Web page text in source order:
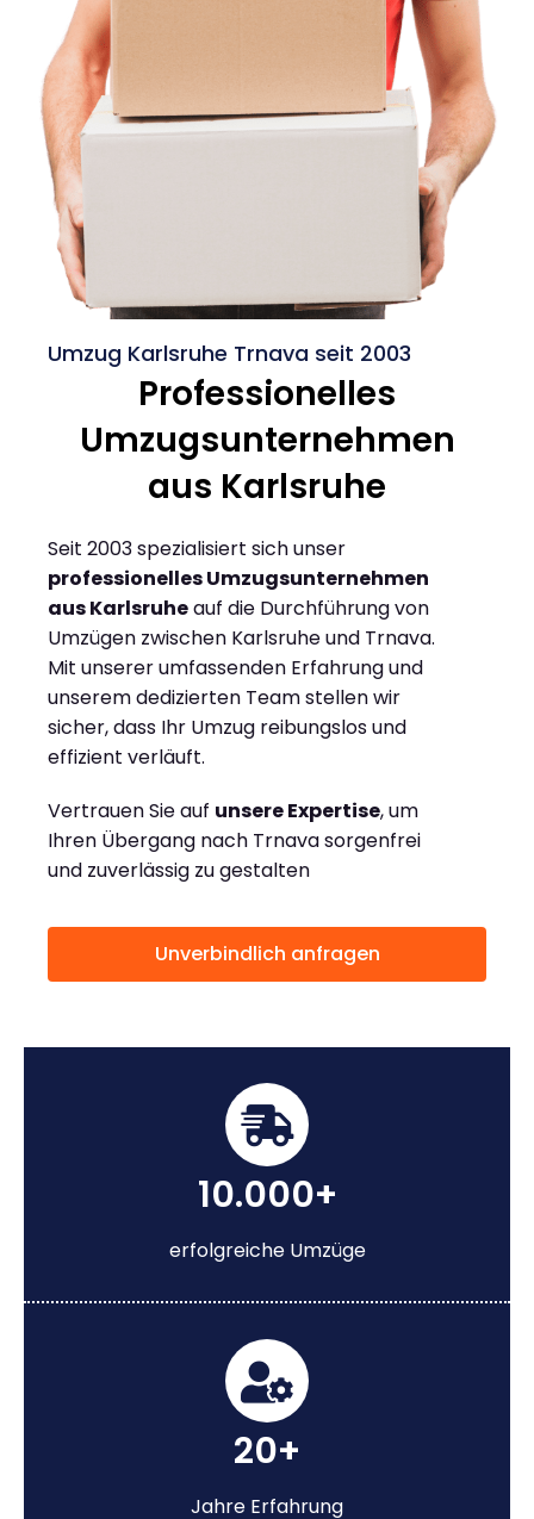
Umzug Karlsruhe Trnava seit 2003
Professionelles
Umzugsunternehmen
aus Karlsruhe
Seit 2003 spezialisiert sich unser
professionelles Umzugsunternehmen
aus Karlsruheauf die Durchführung von
Umzügen zwischen Karlsruhe und Trnava.
Mit unserer umfassenden Erfahrung und
unserem dedizierten Team stellen wir
sicher, dass Ihr Umzug reibungslos und
effizient verläuft.
Vertrauen Sie auf unsere Expertise, um
Ihren Übergang nach Trnava sorgenfrei
und zuverlässig zu gestalten
Unverbindlich anfragen
10.000+
erfolgreiche Umzüge
20+
Jahre Erfahrung